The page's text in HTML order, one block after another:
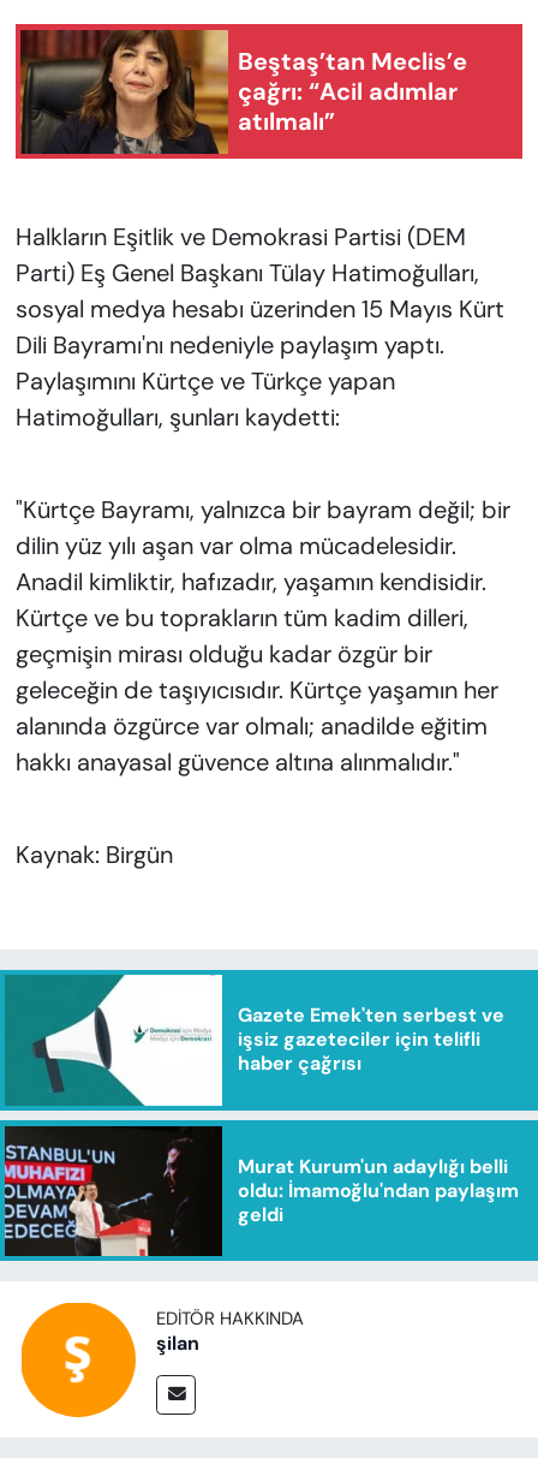
Beştaş’tan Meclis’e
çağrı: “Acil adımlar
atılmalı”
Halkların Eşitlik ve Demokrasi Partisi (DEM
Parti) Eş Genel Başkanı Tülay Hatimoğulları,
sosyal medya hesabı üzerinden 15 Mayıs Kürt
Dili Bayramı'nı nedeniyle paylaşım yaptı.
Paylaşımını Kürtçe ve Türkçe yapan
Hatimoğulları, şunları kaydetti:
"Kürtçe Bayramı, yalnızca bir bayram değil; bir
dilin yüz yılı aşan var olma mücadelesidir.
Anadil kimliktir, hafızadır, yaşamın kendisidir.
Kürtçe ve bu toprakların tüm kadim dilleri,
geçmişin mirası olduğu kadar özgür bir
geleceğin de taşıyıcısıdır. Kürtçe yaşamın her
alanında özgürce var olmalı; anadilde eğitim
hakkı anayasal güvence altına alınmalıdır."
Kaynak: Birgün
Gazete Emek'ten serbest ve
işsiz gazeteciler için telifli
haber çağrısı
Murat Kurum'un adaylığı belli
oldu: İmamoğlu'ndan paylaşım
geldi
EDITÖR HAKKINDA
şilan